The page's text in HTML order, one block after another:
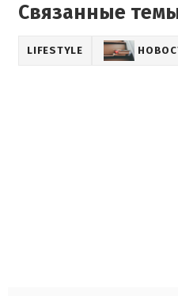
Связанные
LIFESTYLE